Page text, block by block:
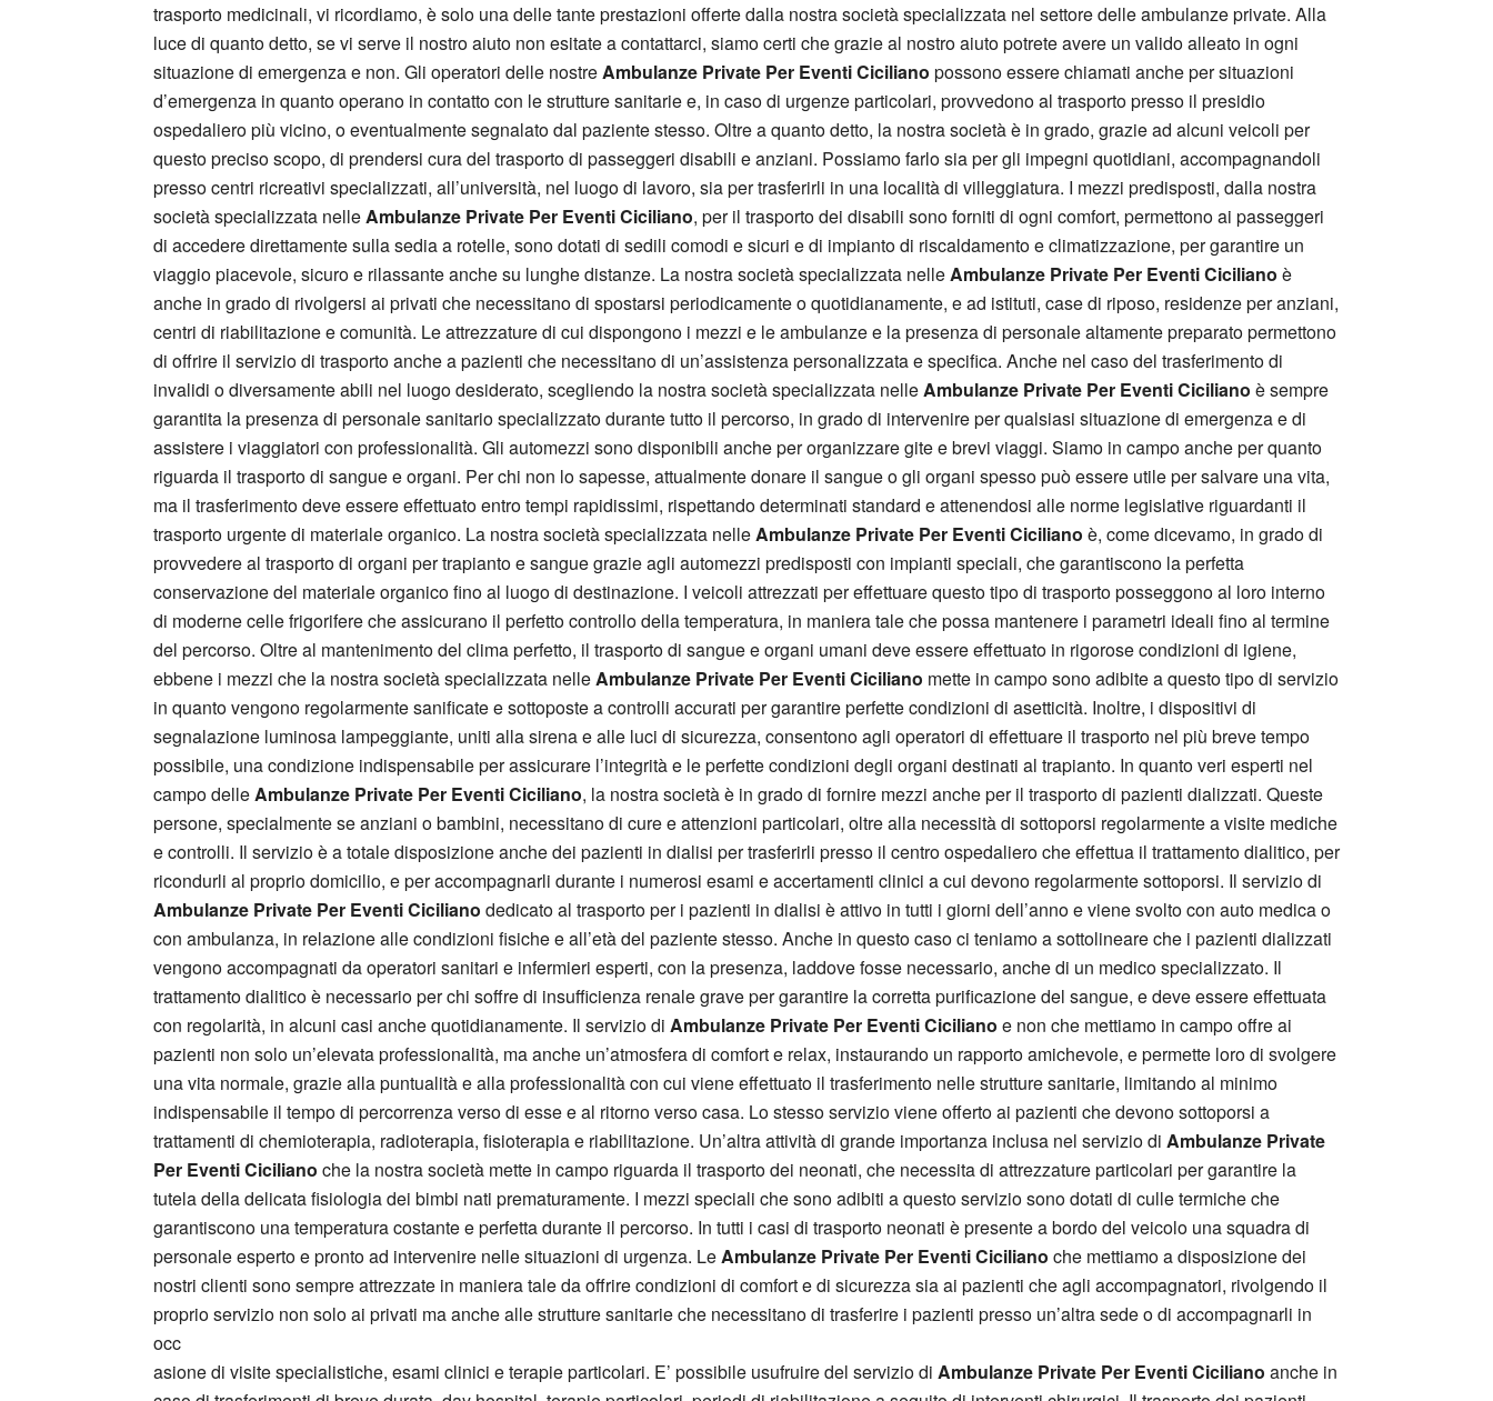
trasporto medicinali, vi ricordiamo, è solo una delle tante prestazioni offerte dalla nostra società specializzata nel settore delle ambulanze private. Alla
luce di quanto detto, se vi serve il nostro aiuto non esitate a contattarci, siamo certi che grazie al nostro aiuto potrete avere un valido alleato in ogni
situazione di emergenza e non. Gli operatori delle nostreAmbulanze Private Per Eventi Ciciliano possono essere chiamati anche per situazioni
d’emergenza in quanto operano in contatto con le strutture sanitarie e, in caso di urgenze particolari, provvedono al trasporto presso il presidio
ospedaliero più vicino, o eventualmente segnalato dal paziente stesso. Oltre a quanto detto, la nostra società è in grado, grazie ad alcuni veicoli per
questo preciso scopo, di prendersi cura del trasporto di passeggeri disabili e anziani. Possiamo farlo sia per gli impegni quotidiani, accompagnandoli
presso centri ricreativi specializzati, all’università, nel luogo di lavoro, sia per trasferirli in una località di villeggiatura. I mezzi predisposti, dalla nostra
società specializzata nelleAmbulanze Private Per Eventi Ciciliano, per il trasporto dei disabili sono forniti di ogni comfort, permettono ai passeggeri
di accedere direttamente sulla sedia a rotelle, sono dotati di sedili comodi e sicuri e di impianto di riscaldamento e climatizzazione, per garantire un
viaggio piacevole, sicuro e rilassante anche su lunghe distanze. La nostra società specializzata nelleAmbulanze Private Per Eventi Ciciliano è
anche in grado di rivolgersi ai privati che necessitano di spostarsi periodicamente o quotidianamente, e ad istituti, case di riposo, residenze per anziani,
centri di riabilitazione e comunità. Le attrezzature di cui dispongono i mezzi e le ambulanze e la presenza di personale altamente preparato permettono
di offrire il servizio di trasporto anche a pazienti che necessitano di un’assistenza personalizzata e specifica. Anche nel caso del trasferimento di
invalidi o diversamente abili nel luogo desiderato, scegliendo la nostra società specializzata nelleAmbulanze Private Per Eventi Ciciliano è sempre
garantita la presenza di personale sanitario specializzato durante tutto il percorso, in grado di intervenire per qualsiasi situazione di emergenza e di
assistere i viaggiatori con professionalità. Gli automezzi sono disponibili anche per organizzare gite e brevi viaggi. Siamo in campo anche per quanto
riguarda il trasporto di sangue e organi. Per chi non lo sapesse, attualmente donare il sangue o gli organi spesso può essere utile per salvare una vita,
ma il trasferimento deve essere effettuato entro tempi rapidissimi, rispettando determinati standard e attenendosi alle norme legislative riguardanti il
trasporto urgente di materiale organico. La nostra società specializzata nelleAmbulanze Private Per Eventi Ciciliano è, come dicevamo, in grado di
provvedere al trasporto di organi per trapianto e sangue grazie agli automezzi predisposti con impianti speciali, che garantiscono la perfetta
conservazione del materiale organico fino al luogo di destinazione. I veicoli attrezzati per effettuare questo tipo di trasporto posseggono al loro interno
di moderne celle frigorifere che assicurano il perfetto controllo della temperatura, in maniera tale che possa mantenere i parametri ideali fino al termine
del percorso. Oltre al mantenimento del clima perfetto, il trasporto di sangue e organi umani deve essere effettuato in rigorose condizioni di igiene,
ebbene i mezzi che la nostra società specializzata nelleAmbulanze Private Per Eventi Ciciliano mette in campo sono adibite a questo tipo di servizio
in quanto vengono regolarmente sanificate e sottoposte a controlli accurati per garantire perfette condizioni di asetticità. Inoltre, i dispositivi di
segnalazione luminosa lampeggiante, uniti alla sirena e alle luci di sicurezza, consentono agli operatori di effettuare il trasporto nel più breve tempo
possibile, una condizione indispensabile per assicurare l’integrità e le perfette condizioni degli organi destinati al trapianto. In quanto veri esperti nel
campo delleAmbulanze Private Per Eventi Ciciliano, la nostra società è in grado di fornire mezzi anche per il trasporto di pazienti dializzati. Queste
persone, specialmente se anziani o bambini, necessitano di cure e attenzioni particolari, oltre alla necessità di sottoporsi regolarmente a visite mediche
e controlli. Il servizio è a totale disposizione anche dei pazienti in dialisi per trasferirli presso il centro ospedaliero che effettua il trattamento dialitico, per
ricondurli al proprio domicilio, e per accompagnarli durante i numerosi esami e accertamenti clinici a cui devono regolarmente sottoporsi. Il servizio di
Ambulanze Private Per Eventi Ciciliano dedicato al trasporto per i pazienti in dialisi è attivo in tutti i giorni dell’anno e viene svolto con auto medica o
con ambulanza, in relazione alle condizioni fisiche e all’età del paziente stesso. Anche in questo caso ci teniamo a sottolineare che i pazienti dializzati
vengono accompagnati da operatori sanitari e infermieri esperti, con la presenza, laddove fosse necessario, anche di un medico specializzato. Il
trattamento dialitico è necessario per chi soffre di insufficienza renale grave per garantire la corretta purificazione del sangue, e deve essere effettuata
con regolarità, in alcuni casi anche quotidianamente. Il servizio di Ambulanze Private Per Eventi Ciciliano e non che mettiamo in campo offre ai
pazienti non solo un’elevata professionalità, ma anche un’atmosfera di comfort e relax, instaurando un rapporto amichevole, e permette loro di svolgere
una vita normale, grazie alla puntualità e alla professionalità con cui viene effettuato il trasferimento nelle strutture sanitarie, limitando al minimo
indispensabile il tempo di percorrenza verso di esse e al ritorno verso casa. Lo stesso servizio viene offerto ai pazienti che devono sottoporsi a
trattamenti di chemioterapia, radioterapia, fisioterapia e riabilitazione. Un’altra attività di grande importanza inclusa nel servizio di Ambulanze Private
Per Eventi Ciciliano che la nostra società mette in campo riguarda il trasporto dei neonati, che necessita di attrezzature particolari per garantire la
tutela della delicata fisiologia dei bimbi nati prematuramente. I mezzi speciali che sono adibiti a questo servizio sono dotati di culle termiche che
garantiscono una temperatura costante e perfetta durante il percorso. In tutti i casi di trasporto neonati è presente a bordo del veicolo una squadra di
personale esperto e pronto ad intervenire nelle situazioni di urgenza. LeAmbulanze Private Per Eventi Ciciliano che mettiamo a disposizione dei
nostri clienti sono sempre attrezzate in maniera tale da offrire condizioni di comfort e di sicurezza sia ai pazienti che agli accompagnatori, rivolgendo il
proprio servizio non solo ai privati ma anche alle strutture sanitarie che necessitano di trasferire i pazienti presso un’altra sede o di accompagnarli in
occ
asione di visite specialistiche, esami clinici e terapie particolari. E’ possibile usufruire del servizio di Ambulanze Private Per Eventi Ciciliano anche in